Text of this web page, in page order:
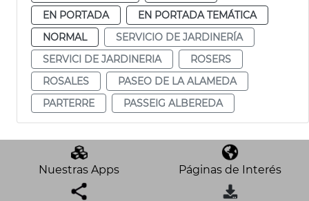
EN PORTADA
EN PORTADA TEMÁTICA
NORMAL
SERVICIO DE JARDINERÍA
SERVICI DE JARDINERIA
ROSERS
ROSALES
PASEO DE LA ALAMEDA
PARTERRE
PASSEIG ALBEREDA
Nuestras Apps Páginas de Interés